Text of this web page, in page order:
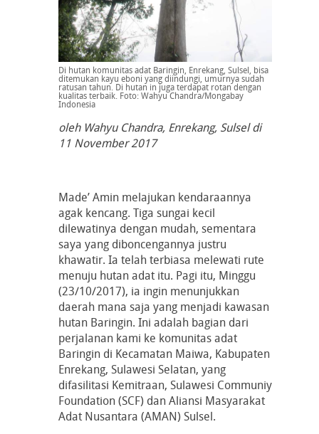
Di hutan komunitas adat Baringin, Enrekang, Sulsel, bisa
ditemukan kayu eboni yang diindungi, umurnya sudah
ratusan tahun. Di hutan in juga terdapat rotan dengan
kualitas terbaik. Foto: Wahyu Chandra/Mongabay
Indonesia
oleh Wahyu Chandra, Enrekang, Sulsel di
11 November 2017
Made’ Amin melajukan kendaraannya
agak kencang. Tiga sungai kecil
dilewatinya dengan mudah, sementara
saya yang diboncengannya justru
khawatir. Ia telah terbiasa melewati rute
menuju hutan adat itu. Pagi itu, Minggu
(23/10/2017), ia ingin menunjukkan
daerah mana saja yang menjadi kawasan
hutan Baringin. Ini adalah bagian dari
perjalanan kami ke komunitas adat
Baringin di Kecamatan Maiwa, Kabupaten
Enrekang, Sulawesi Selatan, yang
difasilitasi Kemitraan, Sulawesi Communiy
Foundation (SCF) dan Aliansi Masyarakat
Adat Nusantara (AMAN) Sulsel.